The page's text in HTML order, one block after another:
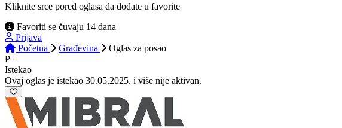
Kliknite srce pored oglasa da dodate u favorite
Favoriti se čuvaju 14 dana
Prijava
Početna
Građevina Oglas za posao
P+
Istekao
Ovaj oglas je istekao 30.05.2025. i više nije aktivan.